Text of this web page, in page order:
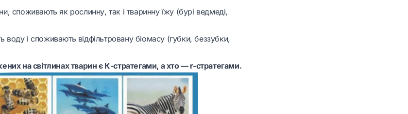
споживають як рослинну, так і тваринну їжу (бурі ведмеді,
воду і споживають відфільтровану біомасу (губки, беззубки,
на світлинах тварин є К-стратегами, а хто — r-стратегами.